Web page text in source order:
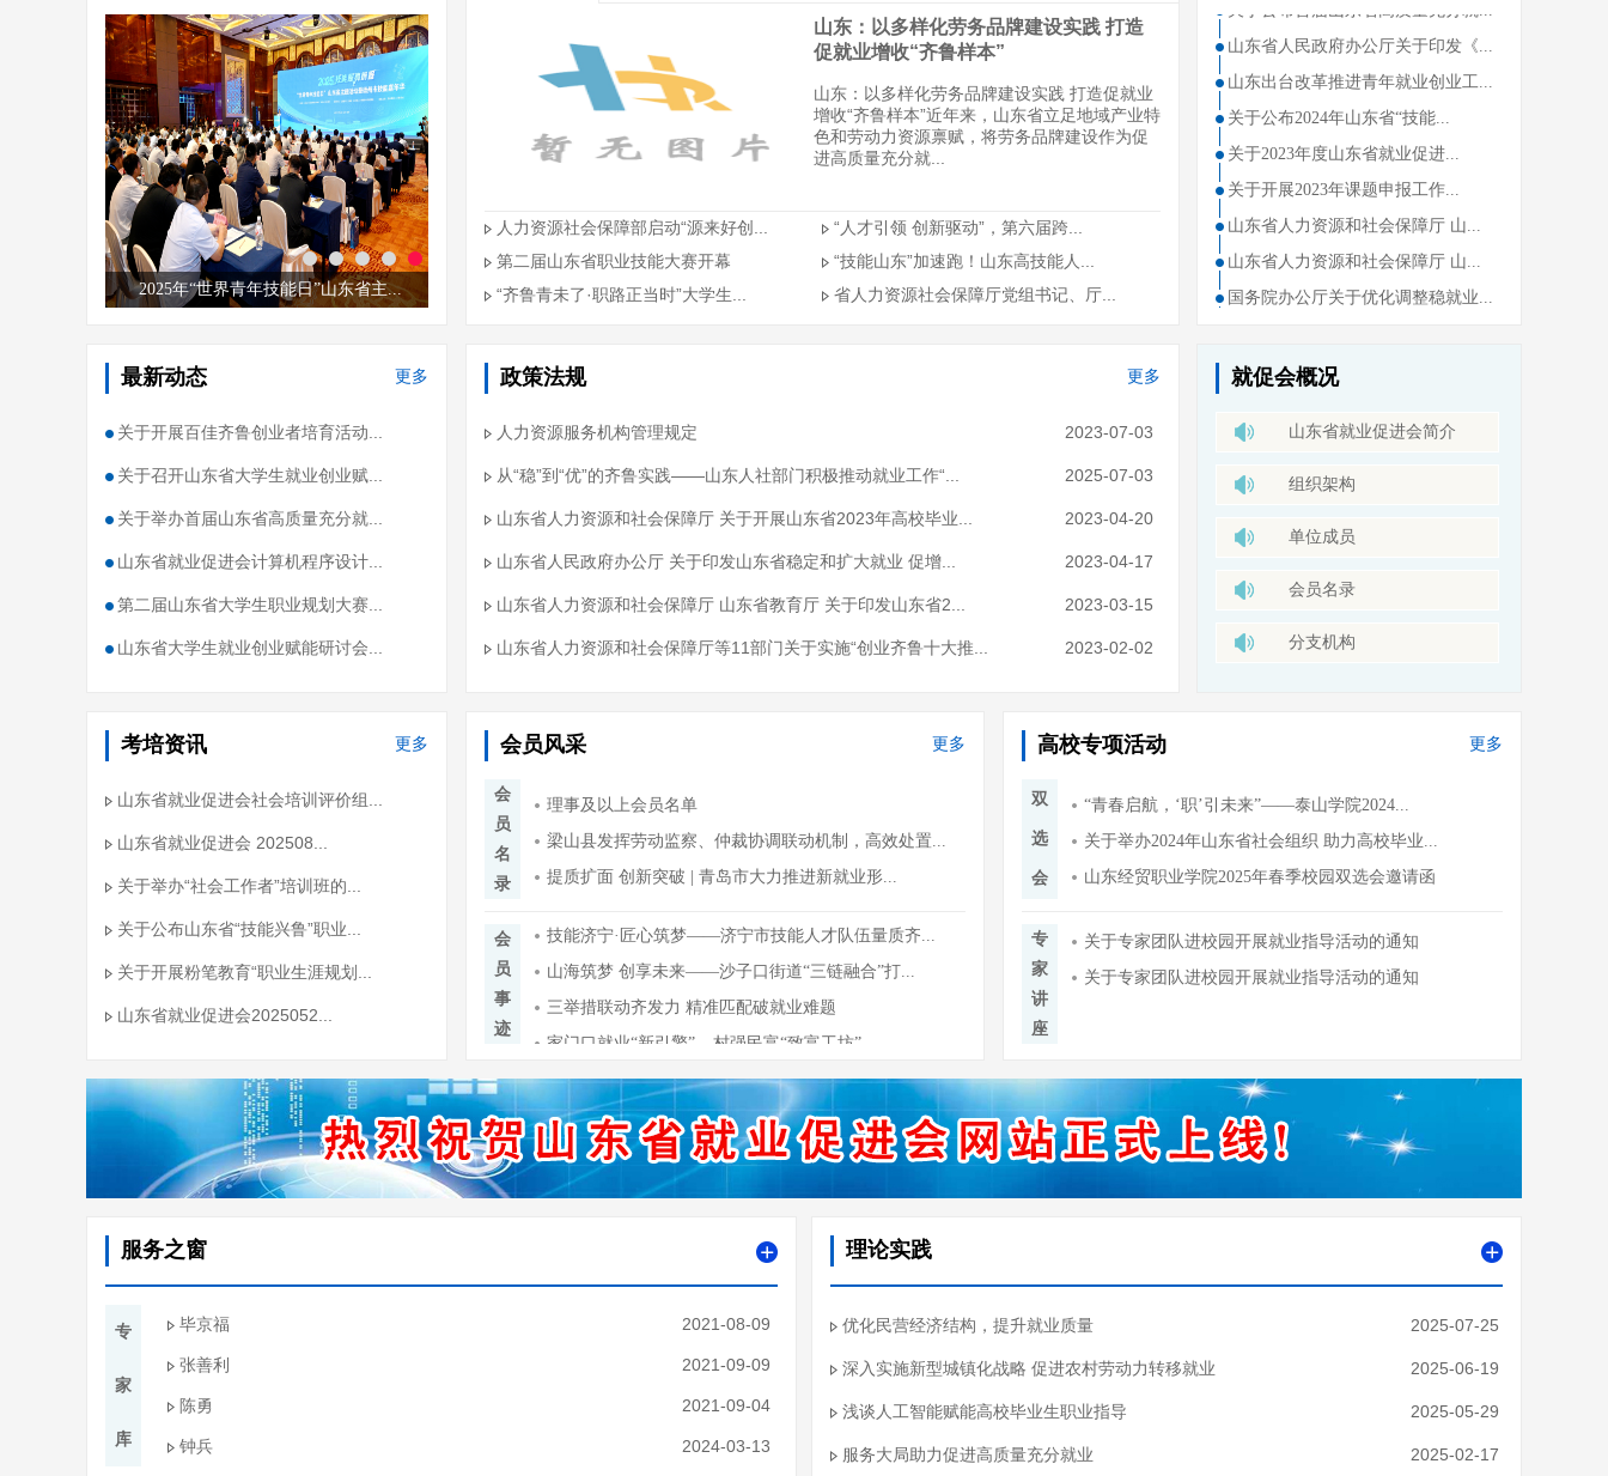
山东：以多样化劳务品牌建设实践 打造
促就业增收“齐鲁样本”
山东：以多样化劳务品牌建设实践 打造促就业
增收“齐鲁样本”近年来，山东省立足地域产业特
色和劳动力资源禀赋，将劳务品牌建设作为促
进高质量充分就...
人力资源社会保障部启动“源来好创...
“人才引领 创新驱动”，第六届跨...
第二届山东省职业技能大赛开幕
“技能山东”加速跑！山东高技能人...
“齐鲁青未了·职路正当时”大学生...
省人力资源社会保障厅党组书记、厅...
最新动态 更多
关于开展百佳齐鲁创业者培育活动...
关于召开山东省大学生就业创业赋...
关于举办首届山东省高质量充分就...
山东省就业促进会计算机程序设计...
第二届山东省大学生职业规划大赛...
山东省大学生就业创业赋能研讨会...
政策法规 更多
人力资源服务机构管理规定 2023-07-03
从“稳”到“优”的齐鲁实践——山东人社部门积极推动就业工作“... 2025-07-03
山东省人力资源和社会保障厅 关于开展山东省2023年高校毕业... 2023-04-20
山东省人民政府办公厅 关于印发山东省稳定和扩大就业 促增... 2023-04-17
山东省人力资源和社会保障厅 山东省教育厅 关于印发山东省2... 2023-03-15
山东省人力资源和社会保障厅等11部门关于实施“创业齐鲁十大推... 2023-02-02
就促会概况
山东省就业促进会简介
组织架构
单位成员
会员名录
分支机构
考培资讯 更多
山东省就业促进会社会培训评价组...
山东省就业促进会 202508...
关于举办“社会工作者”培训班的...
关于公布山东省“技能兴鲁”职业...
关于开展粉笔教育“职业生涯规划...
山东省就业促进会2025052...
会员风采 更多
会
员
名
录
会
员
事
迹
高校专项活动 更多
双
选
会
专
家
讲
座
服务之窗
专
家
库
毕京福 2021-08-09
张善利 2021-09-09
陈勇 2021-09-04
钟兵 2024-03-13
理论实践
优化民营经济结构，提升就业质量 2025-07-25
深入实施新型城镇化战略 促进农村劳动力转移就业 2025-06-19
浅谈人工智能赋能高校毕业生职业指导 2025-05-29
服务大局助力促进高质量充分就业 2025-02-17